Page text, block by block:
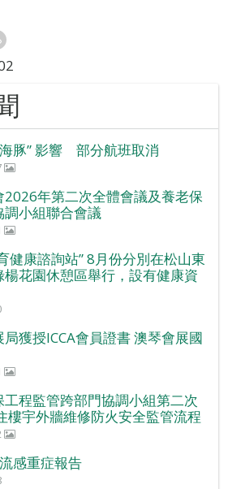
豚” 影響 部分航班取消
年第二次全體會議及養老保
小組聯合會議
健康諮詢站” 8月份分別在松山東
花園休憩區舉行，設有健康資
獲授ICCA會員證書 澳琴會展國
程監管跨部門協調小組第二次
樓宇外牆維修防火安全監管流程
感重症報告